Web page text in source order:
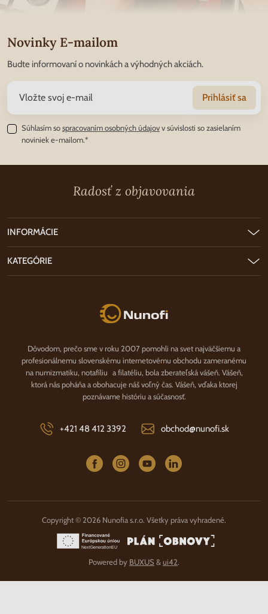
Novinky E-mailom
Budte informovaní o novinkách a výhodných akciách.
Prihlásiť sa
Súhlasím sospracovaním osobných údajovv súvislosti so zasielaním
noviniek e-mailom.*
Radosť z objavovania
Nunofi.sk
Dôvodom, prečo sme v roku 2007 pomohli na svet najväčšiemu a
profesionálnemu slovenskému internetovému obchodu zameranému
na numizmatiku, notafíliu a filatéliu, bola zberateľská vášeň. Vášeň,
ktorá nás poháňa a obohacuje náš voľný čas. Vášeň, vďaka ktorej
poznávame históriu a súčasnosť.
+421 48 412 3392 obchod@nunofi.sk
INFORMÁCIE
KATEGÓRIE
Copyright © 2026 Nunofia s.r.o. Všetky práva vyhradené.
Powered by BUXUS &ui42.